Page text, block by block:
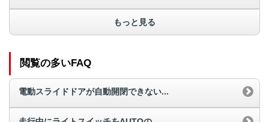
もっと見る
閲覧の多いFAQ
電動スライドドアが自動開閉できない...